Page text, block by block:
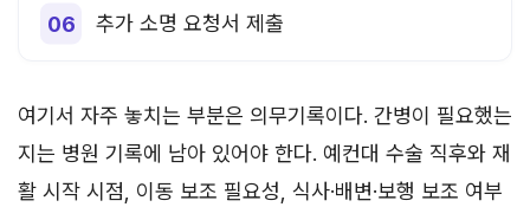
추가 소명 요청서 제출
여기서 자주 놓치는 부분은 의무기록이다. 간병이 필요했는
지는 병원 기록에 남아 있어야 한다. 예컨대 수술 직후와 재
활 시작 시점, 이동 보조 필요성, 식사·배변·보행 보조 여부